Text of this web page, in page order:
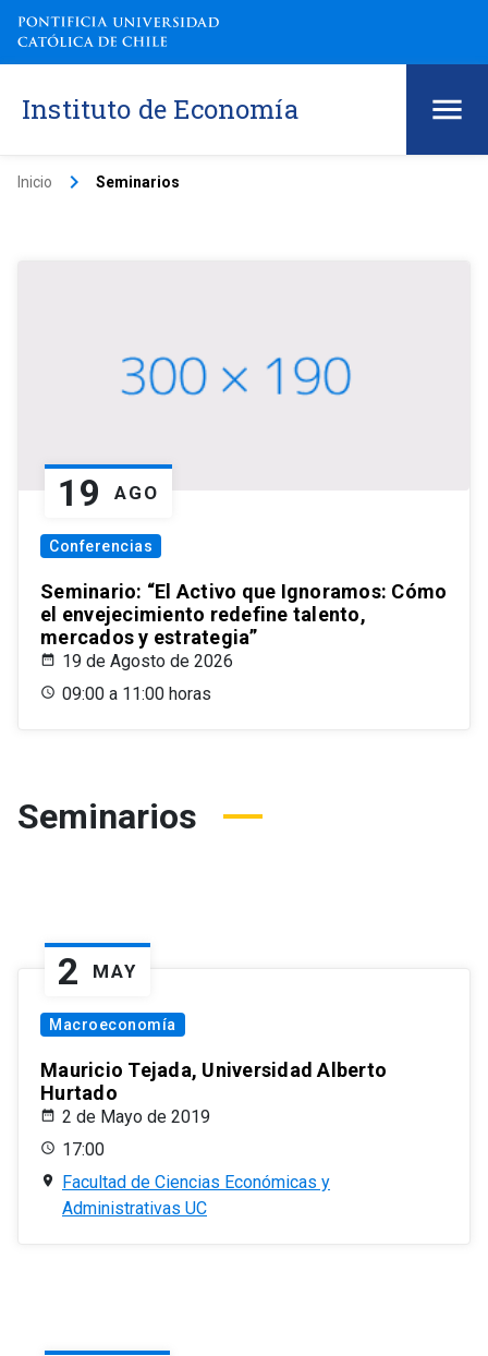
Instituto de Economía
Inicio keyboard_arrow_right Seminarios
19 AGO
Conferencias
Seminario: “El Activo que Ignoramos: Cómo
el envejecimiento redefine talento,
mercados y estrategia”
19 de Agosto de 2026
09:00 a 11:00 horas
Seminarios
2 MAY
Macroeconomía
Mauricio Tejada, Universidad Alberto
Hurtado
2 de Mayo de 2019
17:00
Facultad de Ciencias Económicas y
Administrativas UC